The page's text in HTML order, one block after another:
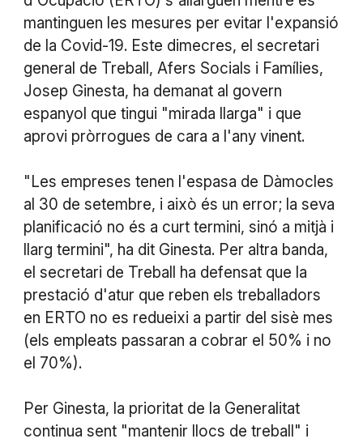
mantinguen les mesures per evitar l'expansió
de la Covid-19. Este dimecres, el secretari
general de Treball, Afers Socials i Famílies,
Josep Ginesta, ha demanat al govern
espanyol que tingui "mirada llarga" i que
aprovi pròrrogues de cara a l'any vinent.
"Les empreses tenen l'espasa de Dàmocles
al 30 de setembre, i això és un error; la seva
planificació no és a curt termini, sinó a mitjà i
llarg termini", ha dit Ginesta. Per altra banda,
el secretari de Treball ha defensat que la
prestació d'atur que reben els treballadors
en ERTO no es redueixi a partir del sisè mes
(els empleats passaran a cobrar el 50% i no
el 70%).
Per Ginesta, la prioritat de la Generalitat
continua sent "mantenir llocs de treball" i